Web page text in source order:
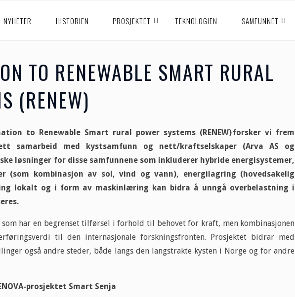
NYHETER HISTORIEN PROSJEKTET TEKNOLOGIEN SAMFUNNET
TO RENEWABLE SMART RURAL
(RENEW)
to Renewable Smart rural power systems (RENEW)forsker vi frem
samarbeid med kystsamfunn og nett/kraftselskaper (Arva AS og
løsninger for disse samfunnene som inkluderer hybride energisystemer,
(som kombinasjon av sol, vind og vann), energilagring (hovedsakelig
lokalt og i form av maskinlæring kan bidra å unngå overbelastning i
som har en begrenset tilførsel i forhold til behovet for kraft, men kombinasjonen
til den internasjonale forskningsfronten. Prosjektet bidrar med
også andre steder, både langs den langstrakte kysten i Norge og for andre
prosjektet Smart Senja